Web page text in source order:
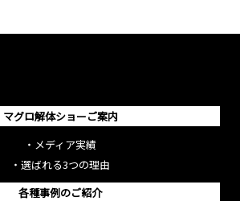
マグロ解体ショーご案内
・ メディア実績
・ 選ばれる3つの理由
各種事例のご紹介